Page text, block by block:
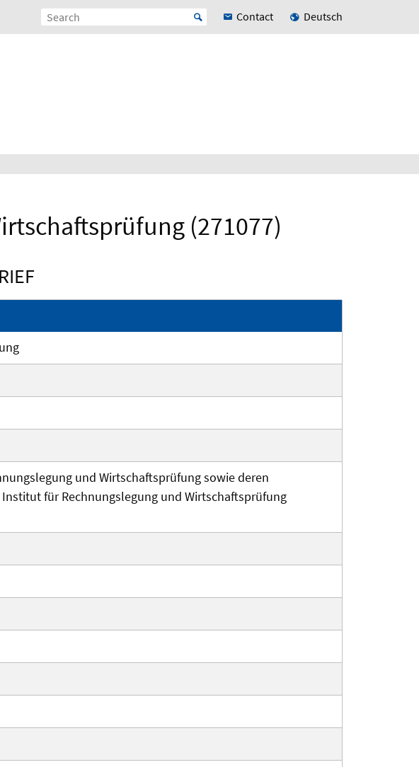
Contact Deutsch
(271077)
und Wirtschaftsprüfung sowie deren
für Rechnungslegung und Wirtschaftsprüfung